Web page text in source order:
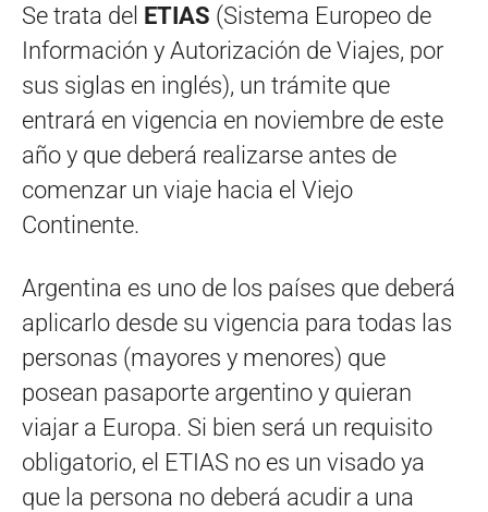
Se trata del ETIAS (Sistema Europeo de
Información y Autorización de Viajes, por
sus siglas en inglés), un trámite que
entrará en vigencia en noviembre de este
año y que deberá realizarse antes de
comenzar un viaje hacia el Viejo
Continente.
Argentina es uno de los países que deberá
aplicarlo desde su vigencia para todas las
personas (mayores y menores) que
posean pasaporte argentino y quieran
viajar a Europa. Si bien será un requisito
obligatorio, el ETIAS no es un visado ya
que la persona no deberá acudir a una